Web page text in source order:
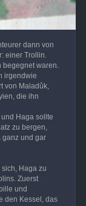
dann von
einer Trollin.
waren.
irgendwie
von Maladûk,
die ihn
Haga sollte
zu bergen,
ganz und gar
Haga zu
Zuerst
und
den Kessel, das